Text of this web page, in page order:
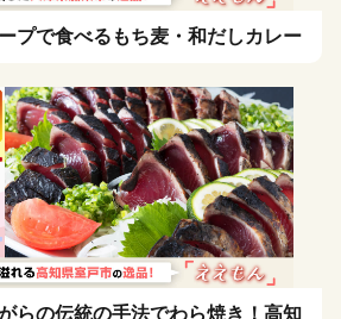
プで食べるもち麦・和だしカレー
らの伝統の手法でわら焼き！高知